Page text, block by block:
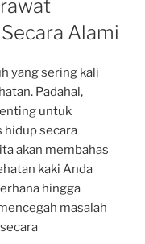
Alami
yang sering kali
Padahal,
untuk
hidup secara
akan membahas
kaki Anda
hingga
masalah